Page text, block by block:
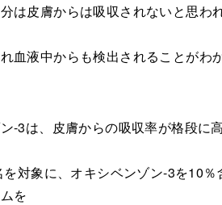
は皮膚からは吸収されないと思わ
血液中からも検出されることがわ
-3は、皮膚からの吸収率が格段に
対象に、オキシベンゾン-3を10％
を